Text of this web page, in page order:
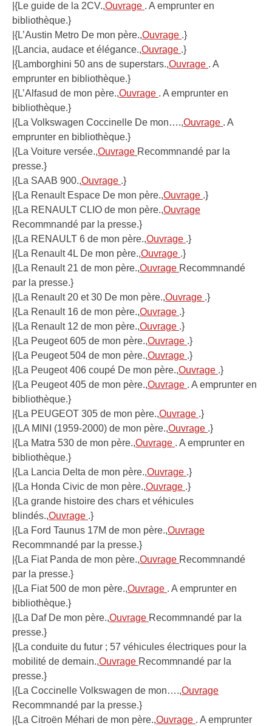
|{Le guide de la 2CV.,Ouvrage . A emprunter en
bibliothèque.}
|{L’Austin Metro De mon père.,Ouvrage .}
|{Lancia, audace et élégance.,Ouvrage .}
|{Lamborghini 50 ans de superstars.,Ouvrage . A
emprunter en bibliothèque.}
|{L’Alfasud de mon père.,Ouvrage . A emprunter en
bibliothèque.}
|{La Volkswagen Coccinelle De mon….,Ouvrage . A
emprunter en bibliothèque.}
|{La Voiture versée.,Ouvrage Recommnandé par la
presse.}
|{La SAAB 900.,Ouvrage .}
|{La Renault Espace De mon père.,Ouvrage .}
|{La RENAULT CLIO de mon père.,Ouvrage
Recommnandé par la presse.}
|{La RENAULT 6 de mon père.,Ouvrage .}
|{La Renault 4L De mon père.,Ouvrage .}
|{La Renault 21 de mon père.,Ouvrage Recommnandé
par la presse.}
|{La Renault 20 et 30 De mon père.,Ouvrage .}
|{La Renault 16 de mon père.,Ouvrage .}
|{La Renault 12 de mon père.,Ouvrage .}
|{La Peugeot 605 de mon père.,Ouvrage .}
|{La Peugeot 504 de mon père.,Ouvrage .}
|{La Peugeot 406 coupé De mon père.,Ouvrage .}
|{La Peugeot 405 de mon père.,Ouvrage . A emprunter en
bibliothèque.}
|{La PEUGEOT 305 de mon père.,Ouvrage .}
|{LA MINI (1959-2000) de mon père.,Ouvrage .}
|{La Matra 530 de mon père.,Ouvrage . A emprunter en
bibliothèque.}
|{La Lancia Delta de mon père.,Ouvrage .}
|{La Honda Civic de mon père.,Ouvrage .}
|{La grande histoire des chars et véhicules
blindés.,Ouvrage .}
|{La Ford Taunus 17M de mon père.,Ouvrage
Recommnandé par la presse.}
|{La Fiat Panda de mon père.,Ouvrage Recommnandé
par la presse.}
|{La Fiat 500 de mon père.,Ouvrage . A emprunter en
bibliothèque.}
|{La Daf De mon père.,Ouvrage Recommnandé par la
presse.}
|{La conduite du futur ; 57 véhicules électriques pour la
mobilité de demain.,Ouvrage Recommnandé par la
presse.}
|{La Coccinelle Volkswagen de mon….,Ouvrage
Recommnandé par la presse.}
|{La Citroën Méhari de mon père.,Ouvrage . A emprunter